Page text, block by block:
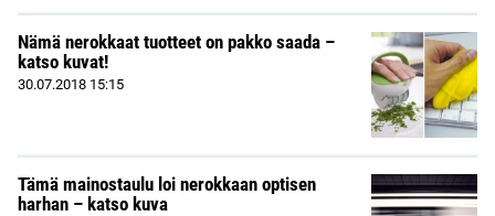
Nämä nerokkaat tuotteet on pakko saada –
katso kuvat!
30.07.2018 15:15
Tämä mainostaulu loi nerokkaan optisen
harhan – katso kuva